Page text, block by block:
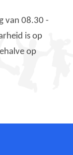
van 08.30 -
is op
op